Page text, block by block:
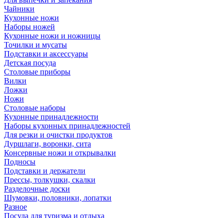
Чайники
Кухонные ножи
Наборы ножей
Кухонные ножи и ножницы
Точилки и мусаты
Подставки и аксессуары
Детская посуда
Столовые приборы
Вилки
Ложки
Ножи
Столовые наборы
Кухонные принадлежности
Наборы кухонных принадлежностей
Для резки и очистки продуктов
Дуршлаги, воронки, сита
Консервные ножи и открывалки
Подносы
Подставки и держатели
Прессы, толкушки, скалки
Разделочные доски
Шумовки, половники, лопатки
Разное
Посуда для туризма и отдыха